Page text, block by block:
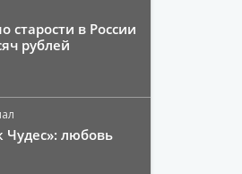
старости в России
рублей
Чудес»: любовь